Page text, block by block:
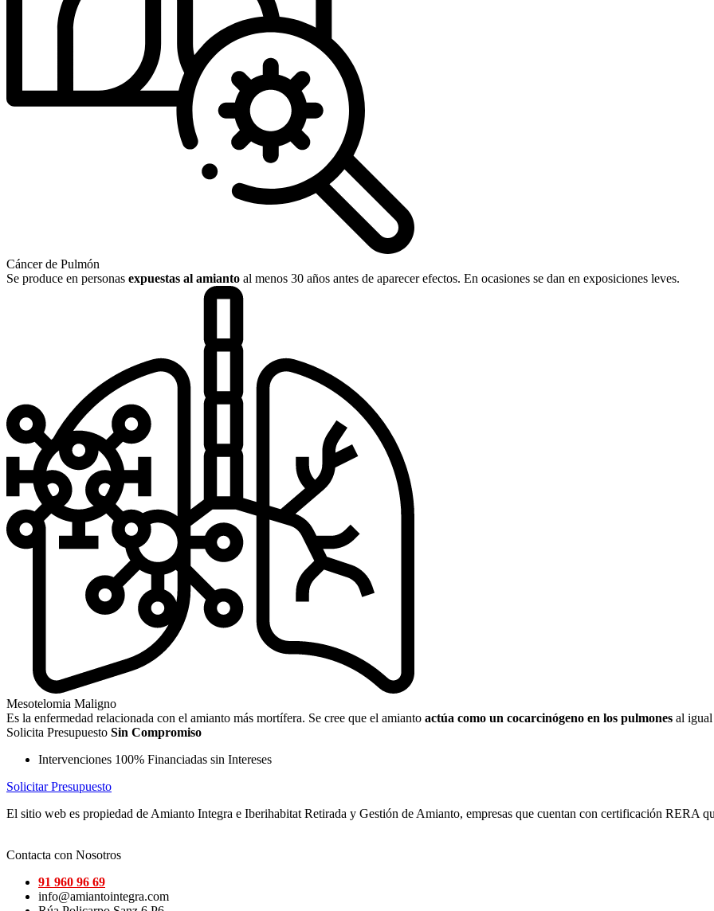
Cáncer de Pulmón
Se produce en personas expuestas al amianto al menos 30 años antes de aparecer efectos. En ocasiones se dan en exposiciones leves.
Mesotelomia Maligno
Es la enfermedad relacionada con el amianto más mortífera. Se cree que el amianto actúa como un cocarcinógeno en los pulmones al
Solicita Presupuesto Sin Compromiso
Intervenciones 100% Financiadas sin Intereses
Solicitar Presupuesto
El sitio web es propiedad de Amianto Integra e Iberihabitat Retirada y Gestión de Amianto, empresas que cuentan con certificación RERA
Contacta con Nosotros
91 960 96 69
info@amiantointegra.com